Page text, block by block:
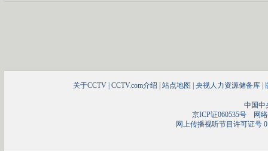
关于CCTV CCTV.com介绍 站点地图 央视人力资源储备库
中国中
京ICP证060535号网络
网上传播视听节目许可证号